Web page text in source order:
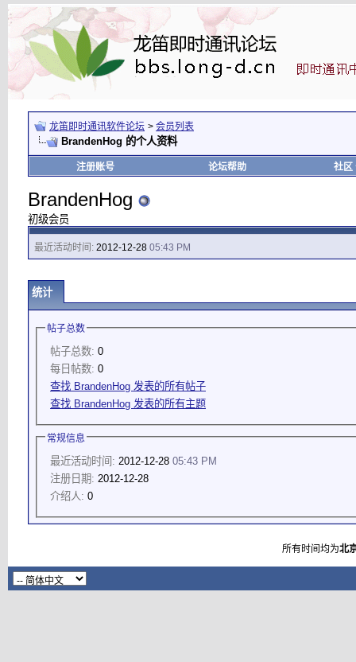
龙笛即时通讯软件论坛 > 会员列表
BrandenHog 的个人资料
注册账号 论坛帮助 社区
BrandenHog
初级会员
最近活动时间: 2012-12-28 05:43 PM
统计
帖子总数
帖子总数: 0
每日帖数: 0
查找 BrandenHog 发表的所有帖子
查找 BrandenHog 发表的所有主题
常规信息
最近活动时间: 2012-12-28 05:43 PM
注册日期: 2012-12-28
介绍人: 0
所有时间均为北